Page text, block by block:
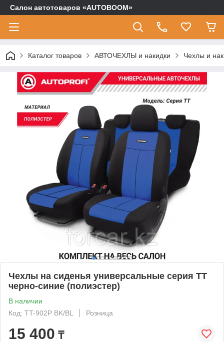
Салон автотоваров «AUTOBOOM»
Каталог товаров АВТОЧЕХЛЫ и накидки Чехлы и
Чехлы на сиденья универсальные серия TT
черно-синие (полиэстер)
В наличии
Код: TT-902P BK/BL
Розница
15 400 ₸